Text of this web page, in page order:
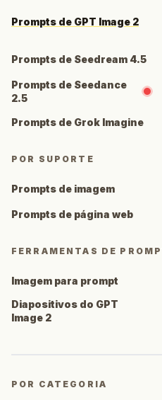
Prompts de GPT Image 2
Prompts de Seedream 4.5
Prompts de Seedance
2.5
Prompts de Grok Imagine
POR SUPORTE
Prompts de imagem
Prompts de página web
FERRAMENTAS DE
Imagem para prompt
Diapositivos do GPT
Image 2
POR CATEGORIA